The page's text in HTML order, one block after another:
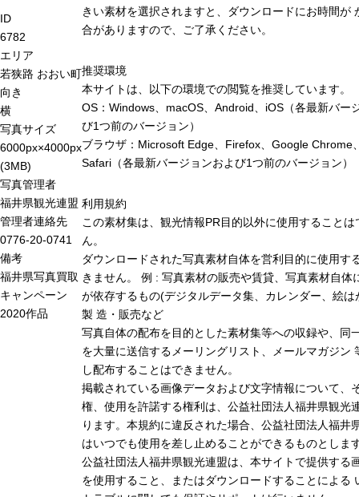
ID
6782
エリア
若狭路 おおい町
向き
横
写真サイズ
6000px×4000px
(3MB)
写真管理者
福井県観光連盟
管理者連絡先
0776-20-0741
備考
福井県写真買取
キャンペーン
2020作品
きい素材を選択されますと、ダウンロードにお時間が
合がありますので、ご了承ください。
推奨環境
本サイトは、以下の環境での閲覧を推奨しています。
OS：Windows、macOS、Android、iOS（各最新バー
び1つ前のバージョン）
ブラウザ：Microsoft Edge、Firefox、Google Chrome
Safari（各最新バージョンおよび1つ前のバージョン）
利用規約
この素材集は、観光情報PR目的以外に使用することは
ん。
ダウンロードされた写真素材自体を営利目的に使用す
きません。 例 : 写真素材の販売や賃貸、写真素材自体
が依存するもの(デジタルデータ集、カレンダー、絵は
製 造・販売など
写真自体の配布を目的とした素材集等への収録や、同
を大量に送信するメーリングリスト、メールマガジン
し配布することはできません。
掲載されている画像データおよび文字情報について、
権、使用を許諾する権利は、公益社団法人福井県観光
ります。本規約に違反された場合、公益社団法人福井
はいつでも使用を差し止めることができるものとしま
公益社団法人福井県観光連盟は、本サイトで提供する
を使用すること、またはダウンロードすることによる